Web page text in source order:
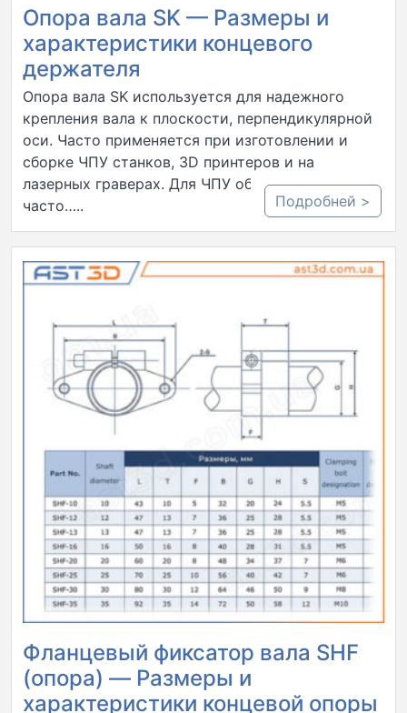
Опора вала SK — Размеры и
характеристики концевого
держателя
Опора вала SK используется для надежного
крепления вала к плоскости, перпендикулярной
оси. Часто применяется при изготовлении и
сборке ЧПУ станков, 3D принтеров и на
лазерных граверах. Для ЧПУ оборудования
часто…..
Подробней >
Фланцевый фиксатор вала SHF
(опора) — Размеры и
характеристики концевой опоры